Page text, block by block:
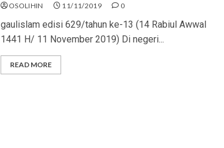
OSOLIHIN 11/11/2019 0
gaulislam edisi 629/tahun ke-13 (14 Rabiul Awwal
1441 H/ 11 November 2019) Di negeri...
READ MORE